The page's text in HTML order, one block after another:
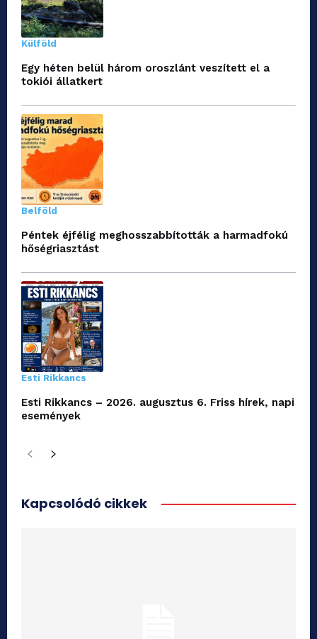
Külföld
Egy héten belül három oroszlánt veszített el a
tokiói állatkert
Belföld
Péntek éjfélig meghosszabbították a harmadfokú
hőségriasztást
Esti Rikkancs
Esti Rikkancs – 2026. augusztus 6. Friss hírek, napi
események
Kapcsolódó cikkek